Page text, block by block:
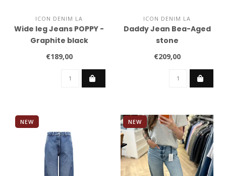
ICON DENIM LA
Wide leg Jeans POPPY -
Graphite black
€189,00
ICON DENIM LA
Daddy Jean Bea-Aged
stone
€209,00
NEW NEW